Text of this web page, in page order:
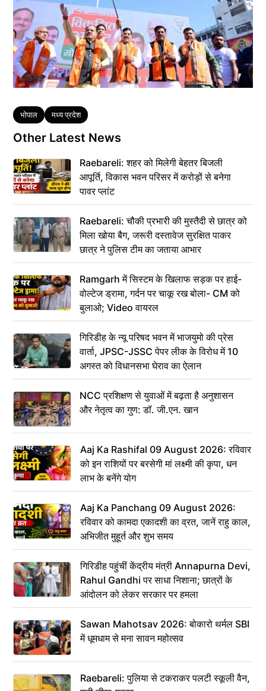
Tags
भोपाल मध्य प्रदेश
Other Latest News
Raebareli: शहर को मिलेगी बेहतर बिजली
आपूर्ति, विकास भवन परिसर में करोड़ों से बनेगा
पावर प्लांट
Raebareli: चौकी प्रभारी की मुस्तैदी से छात्र को
मिला खोया बैग, जरूरी दस्तावेज सुरक्षित पाकर
छात्र ने पुलिस टीम का जताया आभार
Ramgarh में सिस्टम के खिलाफ सड़क पर हाई-
वोल्टेज ड्रामा, गर्दन पर चाकू रख बोला- CM को
बुलाओ; Video वायरल
गिरिडीह के न्यू परिषद भवन में भाजयुमो की प्रेस
वार्ता, JPSC-JSSC पेपर लीक के विरोध में 10
अगस्त को विधानसभा घेराव का ऐलान
NCC प्रशिक्षण से युवाओं में बढ़ता है अनुशासन
और नेतृत्व का गुण: डॉ. जी.एन. खान
Aaj Ka Rashifal 09 August 2026: रविवार
को इन राशियों पर बरसेगी मां लक्ष्मी की कृपा, धन
लाभ के बनेंगे योग
Aaj Ka Panchang 09 August 2026:
रविवार को कामदा एकादशी का व्रत, जानें राहु काल,
अभिजीत मुहूर्त और शुभ समय
गिरिडीह पहुंचीं केंद्रीय मंत्री Annapurna Devi,
Rahul Gandhi पर साधा निशाना; छात्रों के
आंदोलन को लेकर सरकार पर हमला
Sawan Mahotsav 2026: बोकारो थर्मल SBI
में धूमधाम से मना सावन महोत्सव
Raebareli: पुलिया से टकराकर पलटी स्कूली वैन,